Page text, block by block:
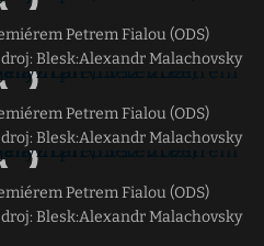
Petrem Fialou (ODS)
Blesk:Alexandr Malachovsky
Petrem Fialou (ODS)
Blesk:Alexandr Malachovsky
Petrem Fialou (ODS)
Blesk:Alexandr Malachovsky